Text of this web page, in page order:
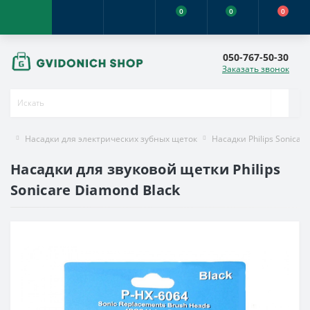
0 0 0
050-767-50-30
Заказать звонок
Насадки для электрических зубных щеток Насадки Philips Sonicare
Насадки для звуковой щетки Philips
Sonicare Diamond Black